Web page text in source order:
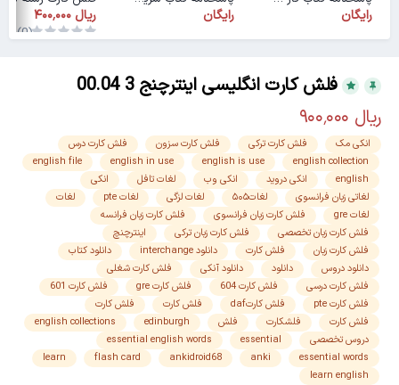
رایگان رایگان
(0)
فلش کارت انگلیسی اینترچنج 3 00.04
انکی مک فلش کارت ترکی فلش کارت سزون
فلش کارت درس
english collection
english is use
english in use
english file
english
انکی دروید انکی وب لغات تافل
انکی
لغاتی زبان فرانسوی
لغات۵۰۵ لغات لزگی لغات pte
لغات
لغات gre
فلش کارت زبان فرانسوی
فلش کارت زبان فرانسه
فلش کارت زبان تخصصی
فلش کارت زبان ترکی
اینترچنچ
فلش کارت زبان
فلش کارت دانلود interchange
دانلود کتاب
دانلود دروس
دانلود دانلود آنکی
فلش کارت شغلی
فلش کارت درسی
فلش کارت 604 فلش کارت gre
فلش کارت 601
فلش کارت pte
فلش کارتdaf فلش کارت
فلش کارت
فلش کارت
فلشکارت فلش edinburgh
english collections
دروس تخصصی
essential
essential english words
essential words
anki
ankidroid68
flash card
learn
learn english